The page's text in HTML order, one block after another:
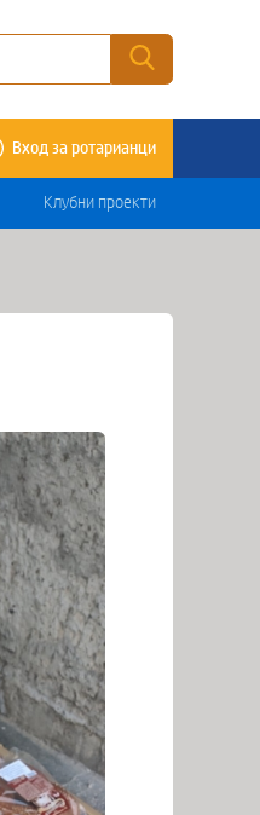
Вход за ротарианци
Клубни проекти